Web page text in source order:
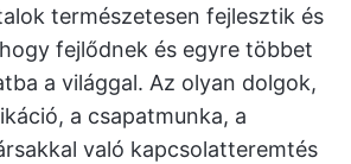
természetesen fejlesztik és
fejlődnek és egyre többet
a világgal. Az olyan dolgok,
a csapatmunka, a
való kapcsolatteremtés